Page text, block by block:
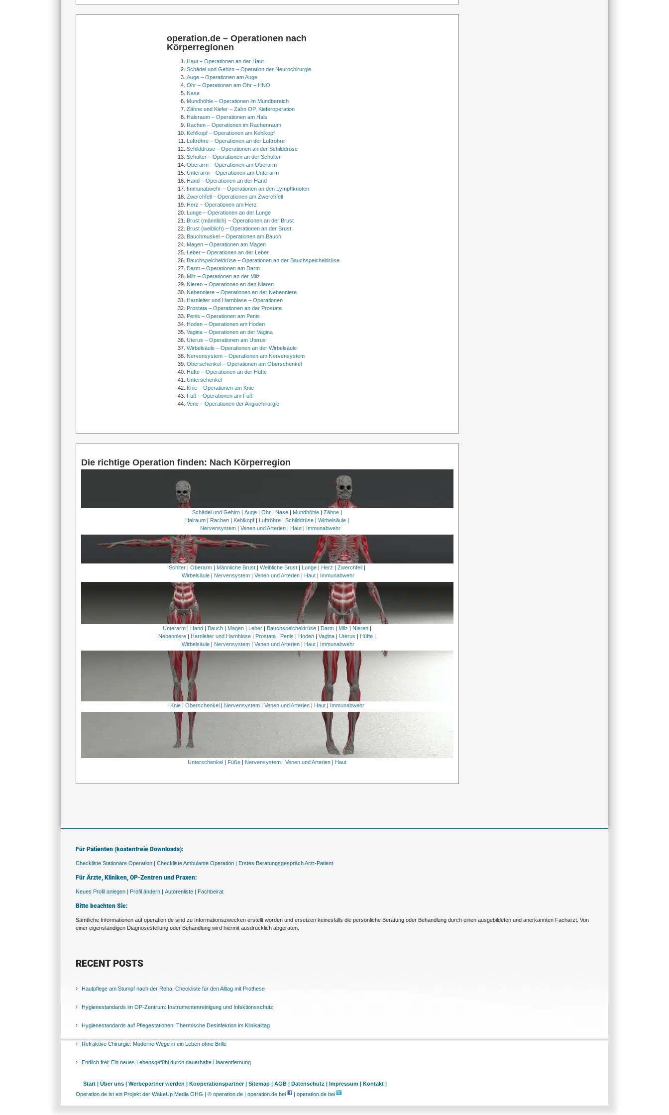
operation.de – Operationen nach
Körperregionen
Haut – Operationen an der Haut
Schädel und Gehirn – Operation der Neurochirurgie
Auge – Operationen am Auge
Ohr – Operationen am Ohr – HNO
Nase
Mundhöhle – Operationen im Mundbereich
Zähne und Kiefer – Zahn OP, Kieferoperation
Halsraum – Operationen am Hals
Rachen – Operationen im Rachenraum
Kehlkopf – Operationen am Kehlkopf
Luftröhre – Operationen an der Luftröhre
Schilddrüse – Operationen an der Schilddrüse
Schulter – Operationen an der Schulter
Oberarm – Operationen am Oberarm
Unterarm – Operationen am Unterarm
Hand – Operationen an der Hand
Immunabwehr – Operationen an den Lymphknoten
Zwerchfell – Operationen am Zwerchfell
Herz – Operationen am Herz
Lunge – Operationen an der Lunge
Brust (männlich) – Operationen an der Brust
Brust (weiblich) – Operationen an der Brust
Bauchmuskel – Operationen am Bauch
Magen – Operationen am Magen
Leber – Operationen an der Leber
Bauchspeicheldrüse – Operationen an der Bauchspeicheldrüse
Darm – Operationen am Darm
Milz – Operationen an der Milz
Nieren – Operationen an den Nieren
Nebenniere – Operationen an der Nebenniere
Harnleiter und Harnblase – Operationen
Prostata – Operationen an der Prostata
Penis – Operationen am Penis
Hoden – Operationen am Hoden
Vagina – Operationen an der Vagina
Uterus – Operationen am Uterus
Wirbelsäule – Operationen an der Wirbelsäule
Nervensystem – Operationen am Nervensystem
Oberschenkel – Operationen am Oberschenkel
Hüfte – Operationen an der Hüfte
Unterschenkel
Knie – Operationen am Knie
Fuß – Operationen am Fuß
Vene – Operationen der Angiochirurgie
Die richtige Operation finden: Nach Körperregion
Schädel und Gehirn |Auge |Ohr | Nase | Mundhöhle |Zähne |
Halraum | Rachen | Kehlkopf | Luftröhre |Schilddrüse |Wirbelsäule |
Nervensystem| Venen und Arterien| Haut| Immunabwehr
Schlter |Oberarm Männliche Brust |Weibliche Brust Lunge Herz |Zwerchfell
Wirbelsäule| Nervensystem| Venen und Arterien| Haut| Immunabwehr
Unterarm | Hand | Bauch | Magen | Leber | Bauchspeicheldrüse | Darm | Milz | Nieren |
Nebenniere | Harnleiter und Harnblase | Prostata | Penis | Hoden |Vagina |Uterus | Hüfte |
Wirbelsäule| Nervensystem| Venen und Arterien| Haut| Immunabwehr
Knie| Oberschenkel Nervensystem| Venen und Arterien| Haut| Immunabwehr
Unterschenkel | Füße | Nervensystem |Venen und Arterien | Haut
Für Patienten (kostenfreie Downloads):
Checkliste Stationäre Operation | Checkliste Ambulante Operation | Erstes Beratungsgespräch Arzt-Patient
Für Ärzte, Kliniken, OP-Zentren und Praxen:
Neues Profil anlegen | Profil ändern | Autorenliste | Fachbeirat
Bitte beachten Sie:
Sämtliche Informationen auf operation.de sind zu Informationszwecken erstellt worden und ersetzen keinesfalls die persönliche Beratung oder Behandlung durch einen ausgebildeten und anerkannten Facharzt. Von
einer eigenständigen Diagnosestellung oder Behandlung wird hiermit ausdrücklich abgeraten.
RECENT POSTS
Hautpflege am Stumpf nach der Reha: Checkliste für den Alltag mit Prothese
Hygienestandards im OP-Zentrum: Instrumentenreinigung und Infektionsschutz
Hygienestandards auf Pflegestationen: Thermische Desinfektion im Klinikalltag
Refraktive Chirurgie: Moderne Wege in ein Leben ohne Brille
Endlich frei: Ein neues Lebensgefühl durch dauerhafte Haarentfernung
Start | Über uns | Werbepartner werden | Kooperationspartner | Sitemap | AGB | Datenschutz | Impressum | Kontakt |
Operation.de ist ein Projekt der WakeUp Media OHG | © operation.de | operation.de bei
| operation.de bei